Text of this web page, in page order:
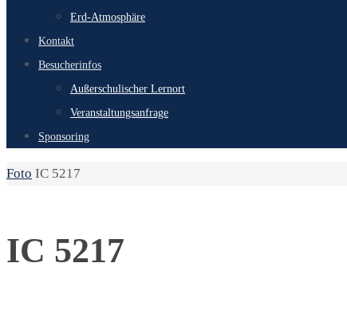
Erd-Atmosphäre
Kontakt
Besucherinfos
Außerschulischer Lernort
Veranstaltungsanfrage
Sponsoring
Start
Foto IC 5217
IC 5217